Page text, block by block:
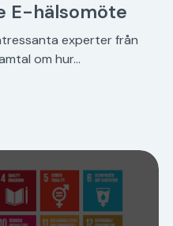
E-hälsomöte
experter från
om hur...